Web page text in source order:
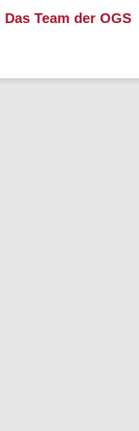
Das Team der OGS